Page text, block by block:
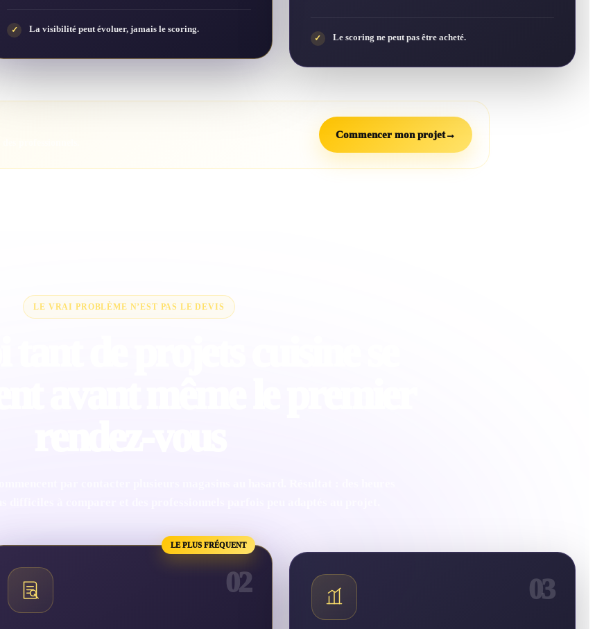
✓ La visibilité peut évoluer, jamais le scoring.
✓ Le scoring ne peut pas être acheté.
Commencer mon projet→
LE VRAI PROBLÈME N’EST PAS LE DEVIS
LE PLUS FRÉQUENT
02 03